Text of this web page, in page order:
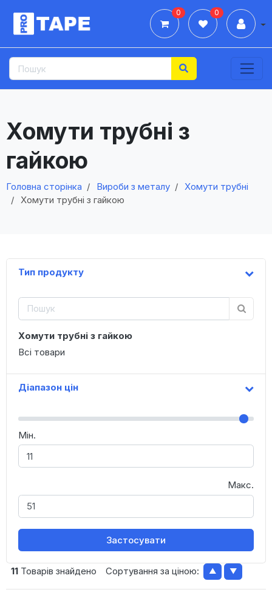
0 0
Хомути трубні з
гайкою
Головна сторінка Вироби з металу
Хомути трубні
Хомути трубні з гайкою
Тип продукту
Хомути трубні з гайкою
Всі товари
Діапазон цін
Мін.
Макс.
Застосувати
11Товарів знайдено Сортування за ціною: ▲ ▼